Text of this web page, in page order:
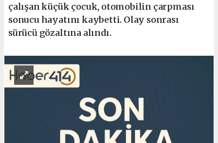
çalışan küçük çocuk, otomobilin çarpması
sonucu hayatını kaybetti. Olay sonrası
sürücü gözaltına alındı.